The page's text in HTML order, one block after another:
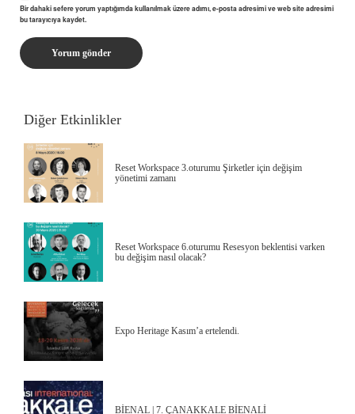
Bir dahaki sefere yorum yaptığımda kullanılmak üzere adımı, e-posta adresimi ve web site adresimi
bu tarayıcıya kaydet.
Diğer Etkinlikler
Reset Workspace 3.oturumu Şirketler için değişim
yönetimi zamanı
Reset Workspace 6.oturumu Resesyon beklentisi varken
bu değişim nasıl olacak?
Expo Heritage Kasım’a ertelendi.
BİENAL | 7. ÇANAKKALE BİENALİ